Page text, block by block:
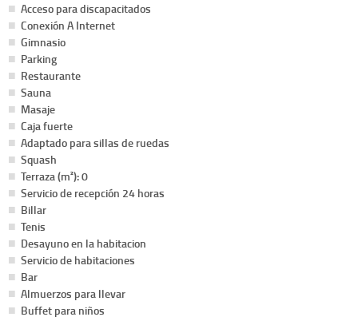
Acceso para discapacitados
Conexión A Internet
Gimnasio
Parking
Restaurante
Sauna
Masaje
Caja fuerte
Adaptado para sillas de ruedas
Squash
Terraza (m²): 0
Servicio de recepción 24 horas
Billar
Tenis
Desayuno en la habitacion
Servicio de habitaciones
Bar
Almuerzos para llevar
Buffet para niños